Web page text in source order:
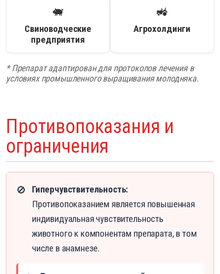
🐖
Свиноводческие
предприятия
🚜
Агрохолдинги
* Препарат адаптирован для протоколов лечения в
условиях промышленного выращивания молодняка.
Противопоказания и
ограничения
🚫
Гиперчувствительность:
Противопоказанием является повышенная
индивидуальная чувствительность
животного к компонентам препарата, в том
числе в анамнезе.